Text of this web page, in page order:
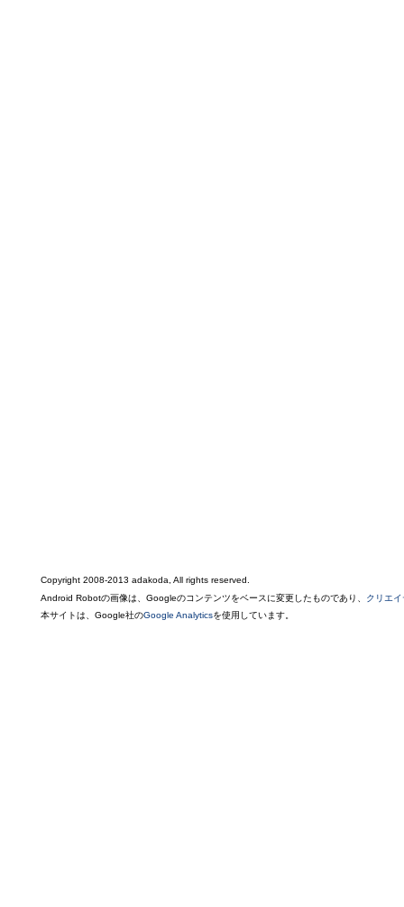
Copyright 2008-2013 adakoda, All rights reserved.
Android Robotの画像は、Googleのコンテンツをベースに変更したものであり、 クリエ
本サイトは、Google社のGoogle Analyticsを使用しています。